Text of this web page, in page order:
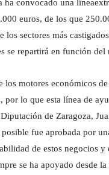
convocado una
euros, de los que
los sectores más
se repartirá en función
los motores económicos
por lo que esta línea de
de Zaragoza,
posible fue aprobada por
de estos negocios
se ha apoyado desde